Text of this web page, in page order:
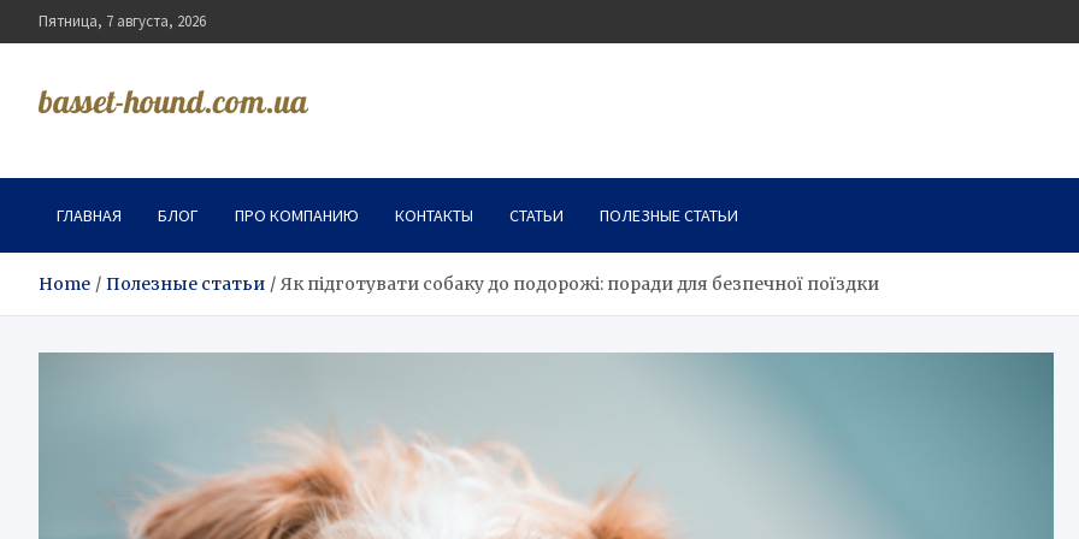
to
Пятница, 7 августа, 2026
basset-hound.com.ua
ГЛАВНАЯ БЛОГ ПРО КОМПАНИЮ КОНТАКТЫ СТАТЬИ ПОЛЕЗНЫЕ СТАТЬИ
Home Полезные статьи Як підготувати собаку до подорожі: поради для безпечної поїздки